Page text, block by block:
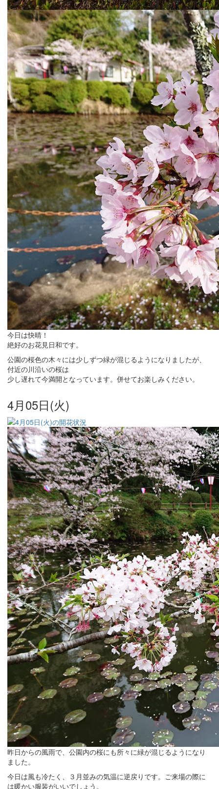
今日は快晴！
絶好のお花見日和です。
公園の桜色の木々には少しずつ緑が混じるようになりましたが、
付近の川沿いの桜は
少し遅れて今満開となっています。併せてお楽しみください。
4月05日(火)
昨日からの風雨で、公園内の桜にも所々に緑が混じるようになり
ました。
今日は風も冷たく、３月並みの気温に逆戻りです。ご来場の際に
は暖かい服装がいいでしょう。